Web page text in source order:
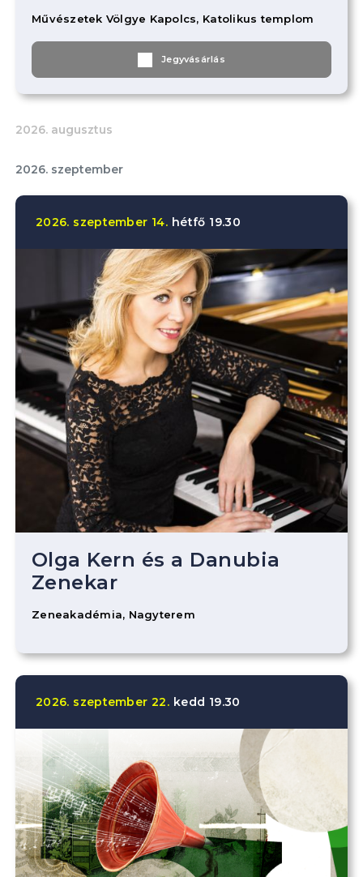
Művészetek Völgye Kapolcs, Katolikus templom
Jegyvásárlás
2026. augusztus
2026. szeptember
2026. szeptember 14. hétfő 19.30
Olga Kern és a Danubia
Zenekar
Zeneakadémia, Nagyterem
2026. szeptember 22. kedd 19.30